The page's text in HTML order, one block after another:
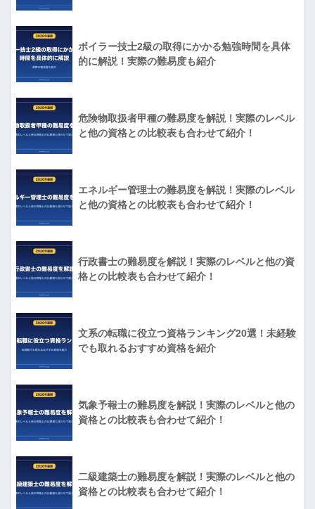
ボイラー技士2級の取得にかかる勉強時間を具体
的に解説！実際の難易度も紹介
危険物取扱者甲種の難易度を解説！実際のレベル
と他の資格との比較表も合わせて紹介！
エネルギー管理士の難易度を解説！実際のレベル
と他の資格との比較表も合わせて紹介！
行政書士の難易度を解説！実際のレベルと他の資
格との比較表も合わせて紹介！
文系の転職に役立つ資格ランキング20選！未経験
でも取れるおすすめ資格を紹介
気象予報士の難易度を解説！実際のレベルと他の
資格との比較表も合わせて紹介！
二級建築士の難易度を解説！実際のレベルと他の
資格との比較表も合わせて紹介！